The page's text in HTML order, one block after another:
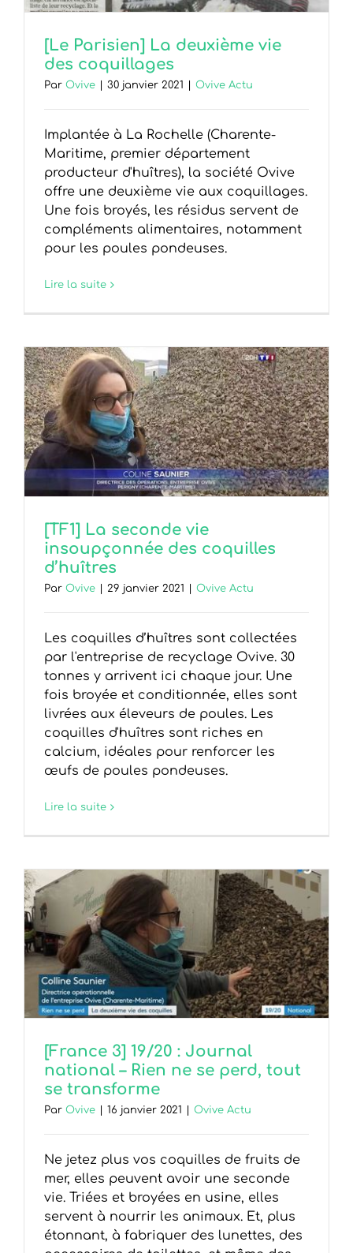
[Le Parisien] La deuxième vie
des coquillages
Par Ovive 30 janvier 2021 Ovive Actu
Implantée à La Rochelle (Cha­rente-
Maritime, premier dé­partement
producteur d'huî­tres), la société Ovive
offre une deuxième vie aux coquillages.
Une fois broyés, les résidus servent de
compléments ali­mentaires, notamment
pour les poules pondeuses.
Lire la suite
[TF1] La seconde vie
insoupçonnée des coquilles
d’huîtres
Par Ovive 29 janvier 2021 Ovive Actu
Les coquilles d’huîtres sont collectées
par l'entreprise de recyclage Ovive. 30
tonnes y arrivent ici chaque jour. Une
fois broyée et conditionnée, elles sont
livrées aux éleveurs de poules. Les
coquilles d'huîtres sont riches en
calcium, idéales pour renforcer les
œufs de poules pondeuses.
Lire la suite
[France 3] 19/20 : Journal
national – Rien ne se perd, tout
se transforme
Par Ovive 16 janvier 2021 Ovive Actu
Ne jetez plus vos coquilles de fruits de
mer, elles peuvent avoir une seconde
vie. Triées et broyées en usine, elles
servent à nourrir les animaux. Et, plus
étonnant, à fabriquer des lunettes, des